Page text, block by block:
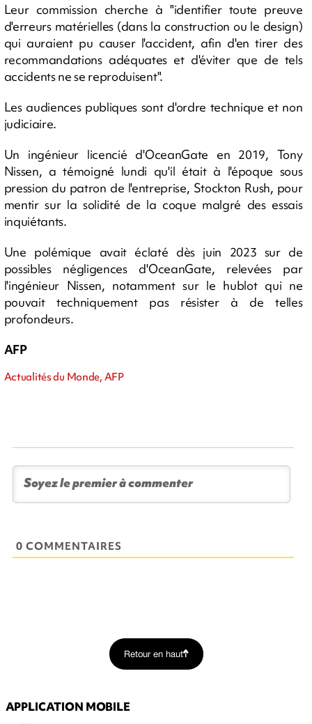
Leur commission cherche à "identifier toute preuve
d'erreurs matérielles (dans la construction ou le design)
qui auraient pu causer l'accident, afin d'en tirer des
recommandations adéquates et d'éviter que de tels
accidents ne se reproduisent".
Les audiences publiques sont d'ordre technique et non
judiciaire.
Un ingénieur licencié d'OceanGate en 2019, Tony
Nissen, a témoigné lundi qu'il était à l'époque sous
pression du patron de l'entreprise, Stockton Rush, pour
mentir sur la solidité de la coque malgré des essais
inquiétants.
Une polémique avait éclaté dès juin 2023 sur de
possibles négligences d'OceanGate, relevées par
l'ingénieur Nissen, notamment sur le hublot qui ne
pouvait techniquement pas résister à de telles
profondeurs.
AFP
Actualités du Monde, AFP
0 COMMENTAIRES
Retour en haut
APPLICATION MOBILE